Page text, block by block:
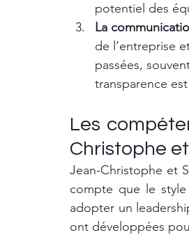
potentiel des
La
de l’entreprise
passées,
transparence
Les
Christophe
Jean-Christophe et
compte que le
adopter un
ont développées